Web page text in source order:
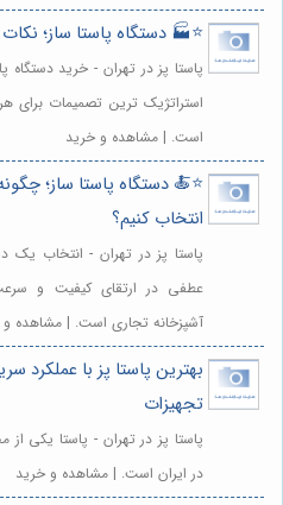
⭐️🏭 دستگاه پاستا ساز؛
پاستا پز در تهران - خرید
استراتژیک ترین تصمیمات برای
است. | مشاهده و خرید
⭐️🍝 دستگاه پاستا ساز؛
انتخاب کنیم؟
پاستا پز در تهران - انتخاب یک
عطفی در ارتقای کیفیت و
آشپزخانه تجاری است. | مشاهده
بهترین پاستا پز با عملکرد
تجهیزات
پاستا پز در تهران - پاستا یکی
در ایران است. | مشاهده و خرید